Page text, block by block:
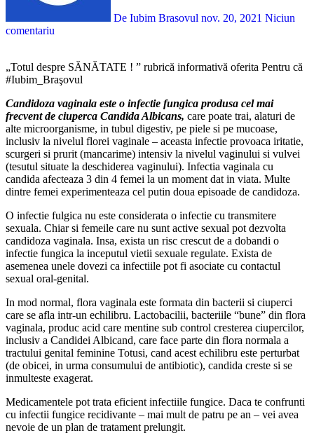
De Iubim Brasovul nov. 20, 2021 Niciun
comentariu
„Totul despre SĂNĂTATE ! ” rubrică informativă oferita Pentru că
#Iubim_Braşovul
Candidoza vaginala este o infectie fungica produsa cel mai
frecvent de ciuperca Candida Albicans, care poate trai, alaturi de
alte microorganisme, in tubul digestiv, pe piele si pe mucoase,
inclusiv la nivelul florei vaginale – aceasta infectie provoaca iritatie,
scurgeri si prurit (mancarime) intensiv la nivelul vaginului si vulvei
(tesutul situate la deschiderea vaginului). Infectia vaginala cu
candida afecteaza 3 din 4 femei la un moment dat in viata. Multe
dintre femei experimenteaza cel putin doua episoade de candidoza.
O infectie fulgica nu este considerata o infectie cu transmitere
sexuala. Chiar si femeile care nu sunt active sexual pot dezvolta
candidoza vaginala. Insa, exista un risc crescut de a dobandi o
infectie fungica la inceputul vietii sexuale regulate. Exista de
asemenea unele dovezi ca infectiile pot fi asociate cu contactul
sexual oral-genital.
In mod normal, flora vaginala este formata din bacterii si ciuperci
care se afla intr-un echilibru. Lactobacilii, bacteriile “bune” din flora
vaginala, produc acid care mentine sub control cresterea ciupercilor,
inclusiv a Candidei Albicand, care face parte din flora normala a
tractului genital feminine Totusi, cand acest echilibru este perturbat
(de obicei, in urma consumului de antibiotic), candida creste si se
inmulteste exagerat.
Medicamentele pot trata eficient infectiile fungice. Daca te confrunti
cu infectii fungice recidivante – mai mult de patru pe an – vei avea
nevoie de un plan de tratament prelungit.